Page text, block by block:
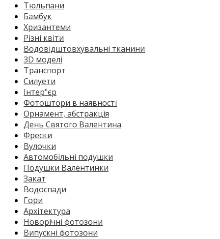
Тюльпани
Бамбук
Хризантеми
Різні квіти
Водовідштовхувальні тканини
3D моделі
Транспорт
Силуети
Інтер"єр
Фотоштори в наявності
Орнамент, абстракція
День Святого Валентина
Фрески
Вулочки
Автомобільні подушки
Подушки Валентинки
Закат
Водоспади
Гори
Архітектура
Новорічні фотозони
Випускні фотозони